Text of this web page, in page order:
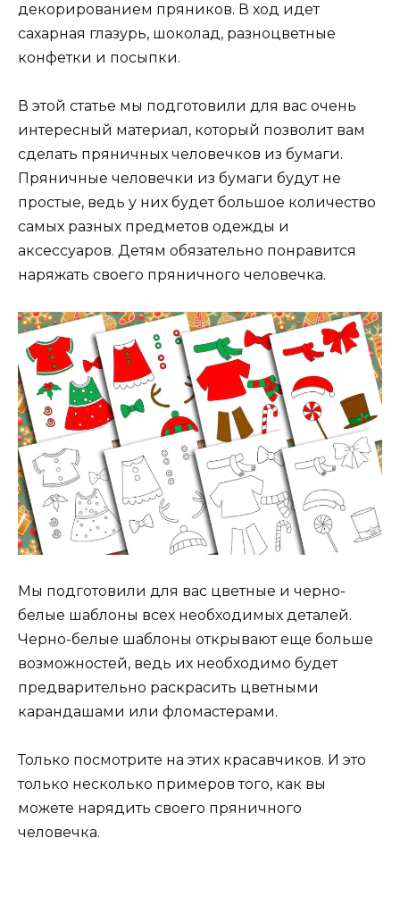
декорированием пряников. В ход идет
сахарная глазурь, шоколад, разноцветные
конфетки и посыпки.
В этой статье мы подготовили для вас очень
интересный материал, который позволит вам
сделать пряничных человечков из бумаги.
Пряничные человечки из бумаги будут не
простые, ведь у них будет большое количество
самых разных предметов одежды и
аксессуаров. Детям обязательно понравится
наряжать своего пряничного человечка.
Мы подготовили для вас цветные и черно-
белые шаблоны всех необходимых деталей.
Черно-белые шаблоны открывают еще больше
возможностей, ведь их необходимо будет
предварительно раскрасить цветными
карандашами или фломастерами.
Только посмотрите на этих красавчиков. И это
только несколько примеров того, как вы
можете нарядить своего пряничного
человечка.